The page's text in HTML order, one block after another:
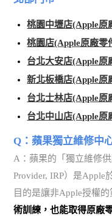
桃園中壢店(Apple原
桃園店(Apple原廠零
台北大安店(Apple原
新北板橋店(Apple原
台北士林店(Apple原
台北中山店(Apple原
Q：蘋果獨立維修中
A：蘋果的「獨立維修
Provider, IRP）是Apple
目的是讓非Apple授權
術訓練，也能取得原廠